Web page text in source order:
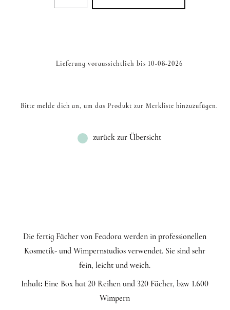
Lieferung voraussichtlich bis 10-08-2026
Bitte melde dich an, um das Produkt zur Merkliste hinzuzufügen.
zurück zur Übersicht
Die fertig Fächer von Feadora werden in professionellen
Kosmetik- und Wimpernstudios verwendet. Sie sind sehr
fein, leicht und weich.
Inhalt: Eine Box hat 20 Reihen und 320 Fächer, bzw 1.600
Wimpern